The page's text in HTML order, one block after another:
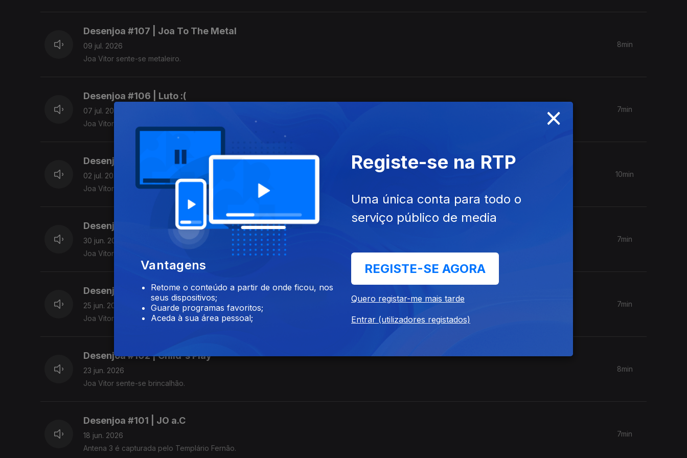
Desenjoa #107 | Joa To The Metal
09 jul. 2026
Joa Vitor sente-se metaleiro.
8min
Desenjoa #106 | Luto :(
07 jul. 2026
Joa Vitor sente-se em luto.
7min
Desenjoa #105 | 20/20 Vision
02 jul. 2026
Joa Vitor sente-se visual.
10min
Desenjoa #104 | Cordas e Escadas
30 jun. 2026
Joa Vitor sente-se elevado.
7min
Desenjoa #103 | Fixing Football Outra Vez
25 jun. 2026
Joa Vitor sente-se resiliente.
7min
Desenjoa #102 | Child's Play
23 jun. 2026
Joa Vitor sente-se brincalhão.
8min
Desenjoa #101 | JO a.C
18 jun. 2026
Antena 3 é capturada pelo Templário Fernão.
7min
×
Vantagens
Retome o conteúdo a partir de onde ficou, nos
seus dispositivos;
Guarde programas favoritos;
Aceda à sua área pessoal;
Registe-se na RTP
Uma única conta para todo o
serviço público de media
REGISTE-SE AGORA
Quero registar-me mais tarde
Entrar (utilizadores registados)